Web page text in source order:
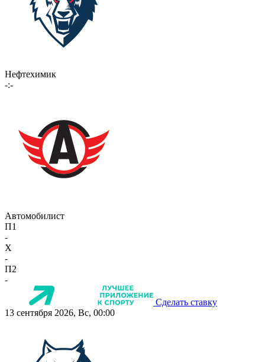
Нефтехимик
-:-
Автомобилист
П1
-
X
-
П2
-
Сделать ставку
13 сентября 2026, Вс, 00:00